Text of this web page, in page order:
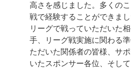
高さを感じました。多くの
戦で経験することができま
リーグで戦っていただいた
手、リーグ戦実施に関わる
ただいた関係者の皆様、サ
いたスポンサー各位、そし